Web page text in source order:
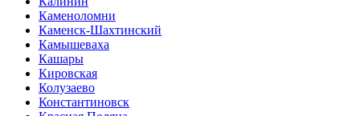
Каменоломни
Каменск-Шахтинский
Камышеваха
Кашары
Кировская
Колузаево
Константиновск